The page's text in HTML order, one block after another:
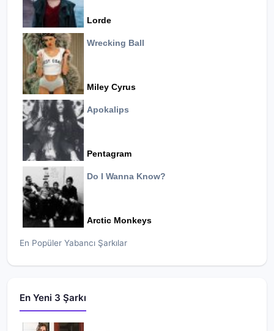
Lorde
Wrecking Ball
Miley Cyrus
Apokalips
Pentagram
Do I Wanna Know?
Arctic Monkeys
En Popüler Yabancı Şarkılar
En Yeni 3 Şarkı